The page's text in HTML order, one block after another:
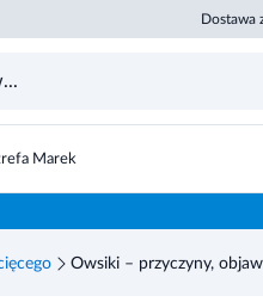
Dostawa
Marek
Owsiki – przyczyny,